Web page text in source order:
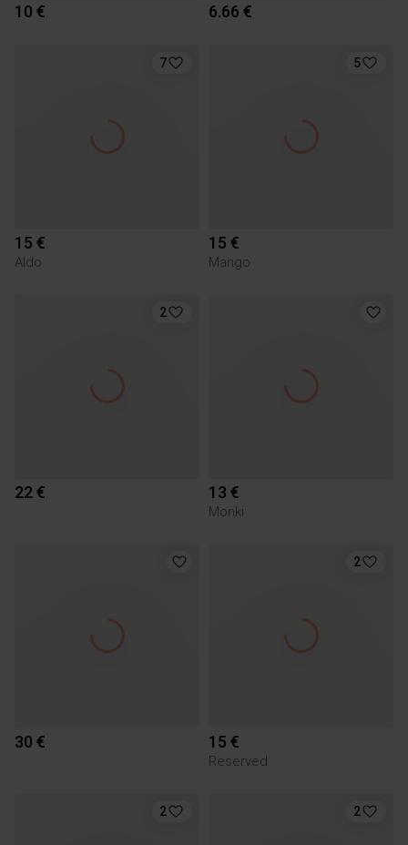
10 € 6.66 €
7
15 €
Aldo
5
15 €
Mango
2
22 € 13 €
Monki
30 €
2
15 €
Reserved
2 2